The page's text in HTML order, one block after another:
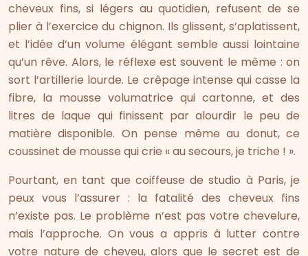
cheveux fins, si légers au quotidien, refusent de se
plier à l’exercice du chignon. Ils glissent, s’aplatissent,
et l’idée d’un volume élégant semble aussi lointaine
qu’un rêve. Alors, le réflexe est souvent le même : on
sort l’artillerie lourde. Le crêpage intense qui casse la
fibre, la mousse volumatrice qui cartonne, et des
litres de laque qui finissent par alourdir le peu de
matière disponible. On pense même au donut, ce
coussinet de mousse qui crie « au secours, je triche ! ».
Pourtant, en tant que coiffeuse de studio à Paris, je
peux vous l’assurer : la fatalité des cheveux fins
n’existe pas. Le problème n’est pas votre chevelure,
mais l’approche. On vous a appris à lutter contre
votre nature de cheveu, alors que le secret est de